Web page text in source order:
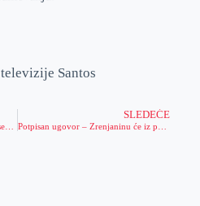
Santos
Repertoar NP „Toša Jovanović” za septembar 2024.
SLEDEĆE